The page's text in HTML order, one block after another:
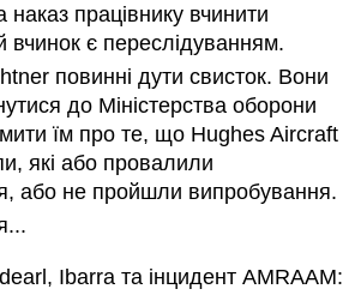
наказ працівнику вчинити
вчинок є переслідуванням.
повинні дути свисток. Вони
до Міністерства оборони
їм про те, що Hughes Aircraft
які або провалили
або не пройшли випробування.
Ibarra та інцидент AMRAAM: